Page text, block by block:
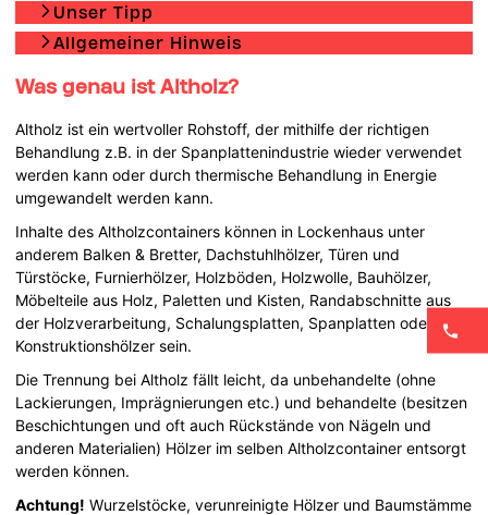
Unser Tipp
Allgemeiner Hinweis
Was genau ist Altholz?
Altholz ist ein wertvoller Rohstoff, der mithilfe der richtigen
Behandlung z.B. in der Spanplattenindustrie wieder verwendet
werden kann oder durch thermische Behandlung in Energie
umgewandelt werden kann.
Inhalte des Altholzcontainers können in Lockenhaus unter
anderem Balken & Bretter, Dachstuhlhölzer, Türen und
Türstöcke, Furnierhölzer, Holzböden, Holzwolle, Bauhölzer,
Möbelteile aus Holz, Paletten und Kisten, Randabschnitte aus
der Holzverarbeitung, Schalungsplatten, Spanplatten oder
Konstruktionshölzer sein.
Die Trennung bei Altholz fällt leicht, da unbehandelte (ohne
Lackierungen, Imprägnierungen etc.) und behandelte (besitzen
Beschichtungen und oft auch Rückstände von Nägeln und
anderen Materialien) Hölzer im selben Altholzcontainer entsorgt
werden können.
Achtung! Wurzelstöcke, verunreinigte Hölzer und Baumstämme